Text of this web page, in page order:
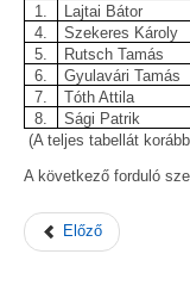
1.
Lajtai Bátor
4.
Szekeres Károly
5.
Rutsch Tamás
6.
Gyulavári Tamás
7.
Tóth Attila
8.
Sági Patrik
(A teljes tabellát
A következő forduló
Előző